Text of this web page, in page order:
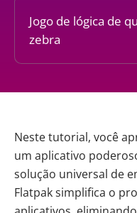
Jogo de lógica de
zebra
Neste tutorial, você
um aplicativo
solução universal de
Flatpak simplifica o